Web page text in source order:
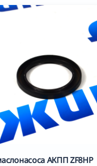
АКПП ZF8HP